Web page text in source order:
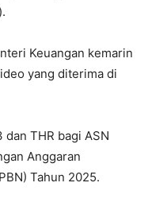
Keuangan kemarin
yang diterima di
THR bagi ASN
Anggaran
Tahun 2025.